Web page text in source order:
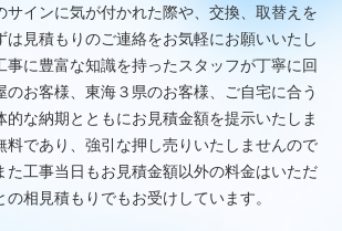
サインに気が付かれた際や、交換、取替えを
は見積もりのご連絡をお気軽にお願いいたし
事に豊富な知識を持ったスタッフが丁寧に回
お客様、東海３県のお客様、ご自宅に合う
な納期とともにお見積金額を提示いたしま
料であり、強引な押し売りいたしませんので
た工事当日もお見積金額以外の料金はいただ
相見積もりでもお受けしています。